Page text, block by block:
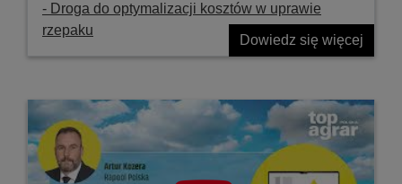
- Droga do optymalizacji kosztów w uprawie
rzepaku
Dowiedz się więcej